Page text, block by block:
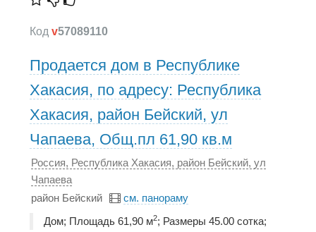
Код v57089110
Продается дом в Республике
Хакасия, по адресу: Республика
Хакасия, район Бейский, ул
Чапаева, Общ.пл 61,90 кв.м
Россия, Республика Хакасия, район Бейский, ул
Чапаева
район Бейский
см. панораму
Дом; Площадь 61,90 м2; Размеры 45.00 сотка;